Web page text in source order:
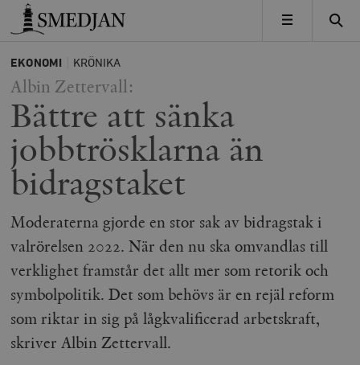
Timbro
MENY
EKONOMI KRÖNIKA
Albin Zettervall:
Bättre att sänka
jobbtrösklarna än
bidragstaket
Moderaterna gjorde en stor sak av bidragstak i
valrörelsen 2022. När den nu ska omvandlas till
verklighet framstår det allt mer som retorik och
symbolpolitik. Det som behövs är en rejäl reform
som riktar in sig på lågkvalificerad arbetskraft,
skriver Albin Zettervall.